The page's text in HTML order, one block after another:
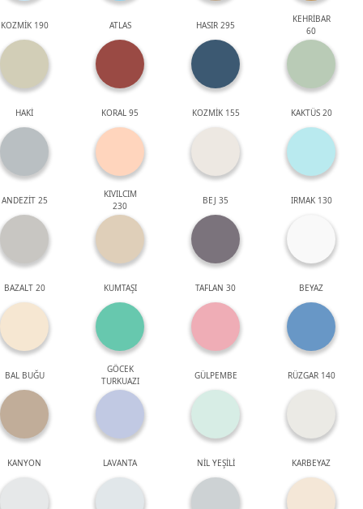
KOZMİK 190 ATLAS HASIR 295
KEHRİBAR
60
HAKİ KORAL 95 KOZMİK 155 KAKTÜS 20
ANDEZİT 25
KIVILCIM
230
BEJ 35 IRMAK 130
BAZALT 20 KUMTAŞI TAFLAN 30 BEYAZ
BAL BUĞU
GÖCEK
TURKUAZI
GÜLPEMBE RÜZGAR 140
KANYON LAVANTA NİL YEŞİLİ KARBEYAZ